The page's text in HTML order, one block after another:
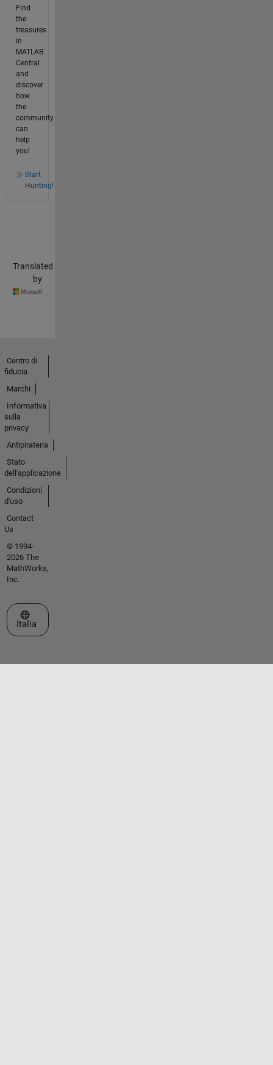
Find
the
treasures
in
MATLAB
Central
and
discover
how
the
community
can
help
you!
Start
Hunting!
Translated
by
Centro di
fiducia
Marchi
Informativa
sulla
privacy
Antipirateria
Stato
dell'applicazione
Condizioni
d'uso
Contact
Us
© 1994-
2026 The
MathWorks,
Inc.
Seleziona un sito web
Italia